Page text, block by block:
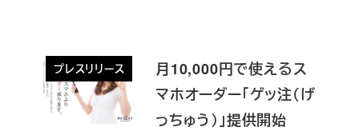
プレスリリース
月10,000円で使えるス
マホオーダー「ゲッ注（げ
っちゅう）」提供開始